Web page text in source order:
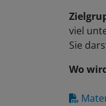
viel
Sie
Wo